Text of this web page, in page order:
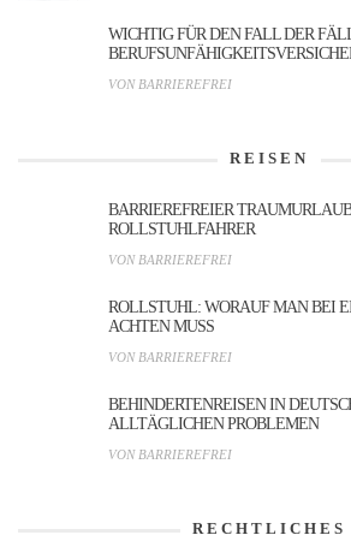
WICHTIG FÜR DEN FALL DER
VON BARRIEREFREI
REISEN
BARRIEREFREIER
ROLLSTUHLFAHRER
VON BARRIEREFREI
ROLLSTUHL: WORAUF MAN BEI
ACHTEN MUSS
VON BARRIEREFREI
BEHINDERTENREISEN IN
ALLTÄGLICHEN PROBLEMEN
VON BARRIEREFREI
RECHTLICHES